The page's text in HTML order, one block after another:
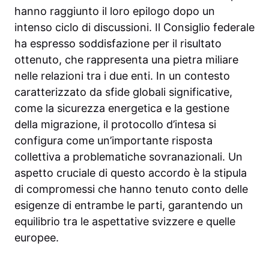
hanno raggiunto il loro epilogo dopo un
intenso ciclo di discussioni. Il Consiglio federale
ha espresso soddisfazione per il risultato
ottenuto, che rappresenta una pietra miliare
nelle relazioni tra i due enti. In un contesto
caratterizzato da sfide globali significative,
come la sicurezza energetica e la gestione
della migrazione, il protocollo d’intesa si
configura come un’importante risposta
collettiva a problematiche sovranazionali. Un
aspetto cruciale di questo accordo è la stipula
di compromessi che hanno tenuto conto delle
esigenze di entrambe le parti, garantendo un
equilibrio tra le aspettative svizzere e quelle
europee.